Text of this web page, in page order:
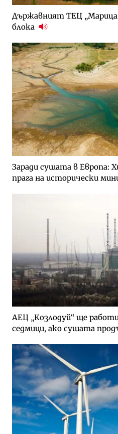
Държавният ТЕЦ „Марица
блока
Заради сушата в Европа:
прага на исторически
АЕЦ „Козлодуй“ ще
седмици, ако сушата